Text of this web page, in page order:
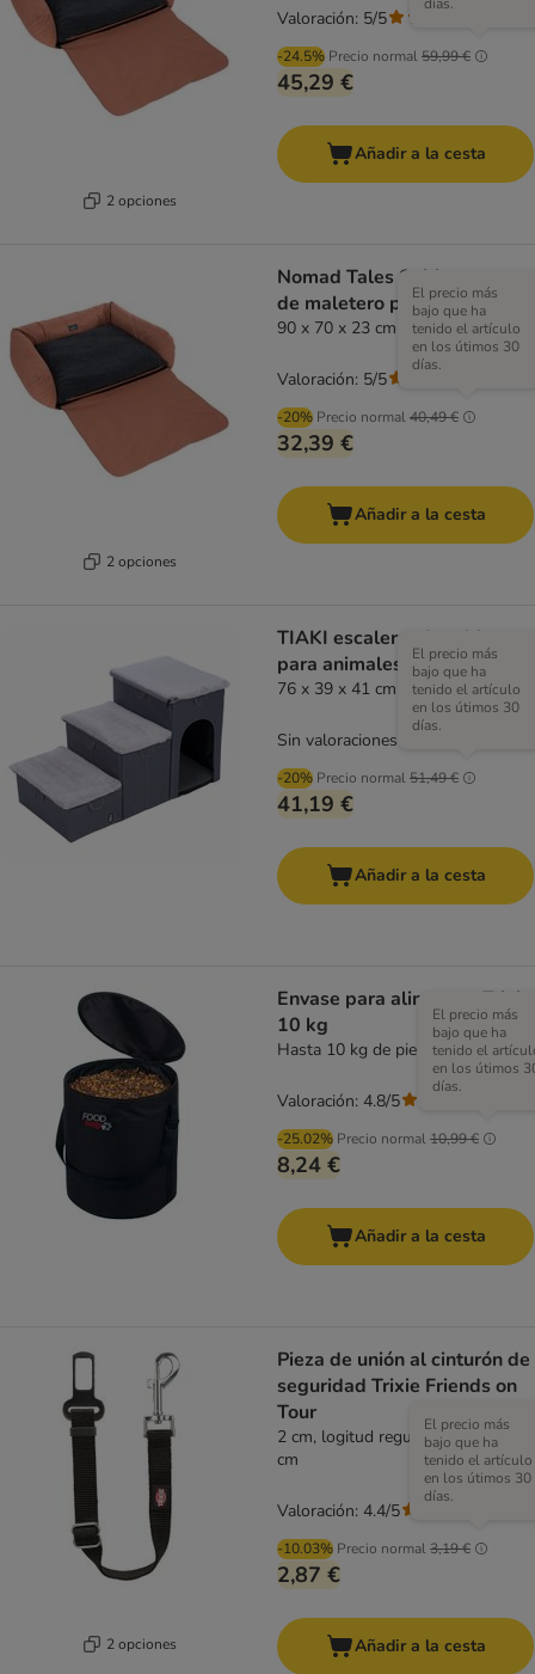
2 opciones
-24.5% Precio normal59,99 €
45,29 €
Valoración: 5/5
Añadir a la cesta
2 opciones
Nomad Tales Spirit protector
de maletero para perros
90 x 70 x 23 cm (L x An x Al)
-20% Precio normal40,49 €
El precio más
bajo que ha
tenido el artículo
en los útimos 30
días.
32,39 €
Valoración: 5/5
Añadir a la cesta
TIAKI escalera plegable
para animales, 3 peldaños
76 x 39 x 41 cm (L x An x Al)
-20% Precio normal51,49 €
El precio más
bajo que ha
tenido el artículo
en los útimos 30
días.
41,19 €
Sin valoraciones
Añadir a la cesta
Envase para alimentos Trixie
10 kg
Hasta 10 kg de pienso
-25.02% Precio normal10,99 €
El precio más
bajo que ha
tenido el
en los útimos
días.
8,24 €
Valoración: 4.8/5
Añadir a la cesta
2 opciones
Pieza de unión al cinturón de
seguridad Trixie Friends on
Tour
2 cm, logitud regulable: 30 - 45
cm
-10.03% Precio normal3,19 €
El precio más
bajo que ha
tenido el artículo
en los útimos 30
días.
2,87 €
Valoración: 4.4/5
Añadir a la cesta